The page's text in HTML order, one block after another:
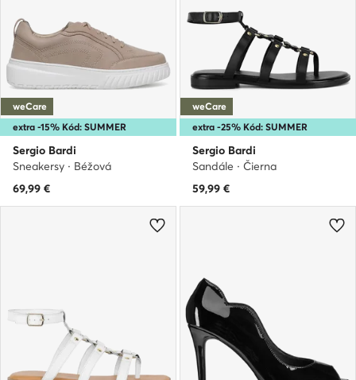
extra -15% Kód: SUMMER
weCare
Sergio Bardi
Sneakersy · Béžová
69,99 €
extra -25% Kód: SUMMER
weCare
Sergio Bardi
Sandále · Čierna
59,99 €